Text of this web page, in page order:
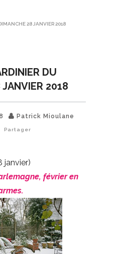
28 JANVIER 2018
DU
2018
Patrick Mioulane
Partager
janvier)
février en